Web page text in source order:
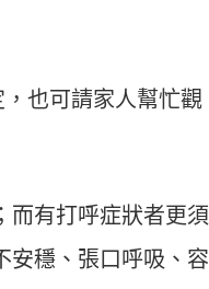
也可請家人幫忙觀
而有打呼症狀者更須
安穩、張口呼吸、容